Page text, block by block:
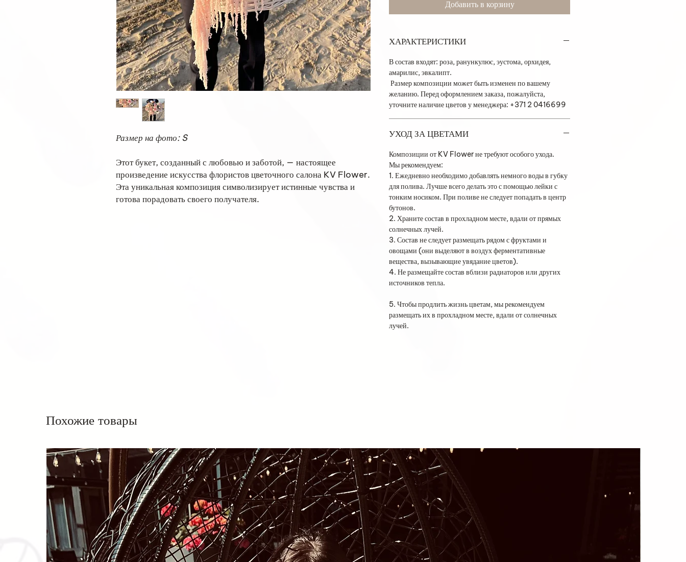
Размер на фото: S
Этот букет, созданный с любовью и заботой, — настоящее
произведение искусства флористов цветочного салона KV Flower.
Эта уникальная композиция символизирует истинные чувства и
готова порадовать своего получателя.
Добавить в корзину
ХАРАКТЕРИСТИКИ
В состав входят: роза, ранункулюс, эустома, орхидея,
амарилис, эвкалипт.
Размер композиции может быть изменен по вашему
желанию. Перед оформлением заказа, пожалуйста,
уточните наличие цветов у менеджера: +371 2 0416699
УХОД ЗА ЦВЕТАМИ
Композиции от KV Flower не требуют особого ухода.
Мы рекомендуем:
1. Ежедневно необходимо добавлять немного воды в губку
для полива. Лучше всего делать это с помощью лейки с
тонким носиком. При поливе не следует попадать в центр
бутонов.
2. Храните состав в прохладном месте, вдали от прямых
солнечных лучей.
3. Состав не следует размещать рядом с фруктами и
овощами (они выделяют в воздух ферментативные
вещества, вызывающие увядание цветов).
4. Не размещайте состав вблизи радиаторов или других
источников тепла.
5. Чтобы продлить жизнь цветам, мы рекомендуем
размещать их в прохладном месте, вдали от солнечных
лучей.
Похожие товары